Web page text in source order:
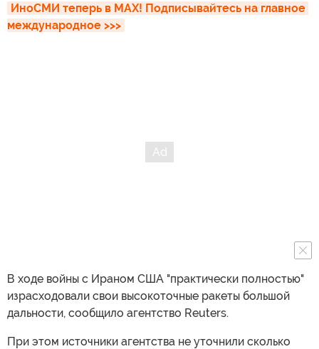
ИноСМИ теперь в MAX! Подписывайтесь на главное
международное >>>
В ходе войны с Ираном США "практически полностью"
израсходовали свои высокоточные ракеты большой
дальности, сообщило агентство Reuters.
При этом источники агентства не уточнили сколько